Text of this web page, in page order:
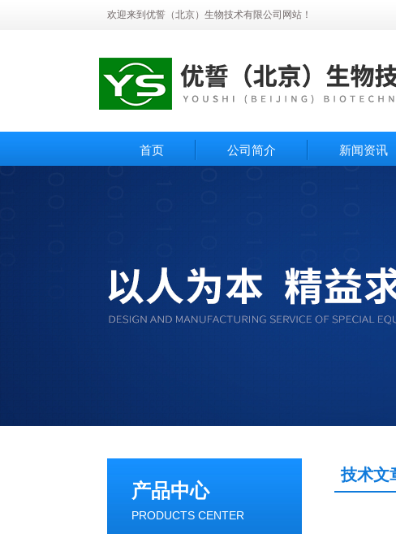
欢迎来到优誓（北京）生物技术有限公司网站！
首页 公司简介 新闻资讯
产品中心
PRODUCTS CENTER
技术文